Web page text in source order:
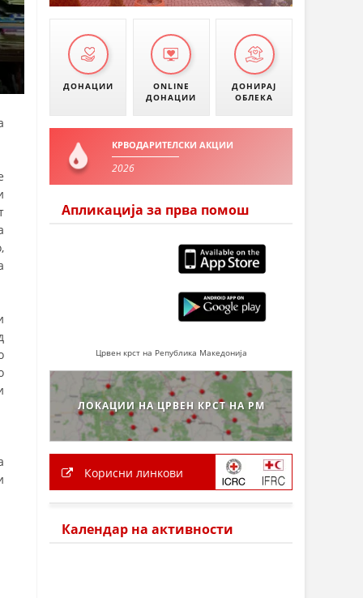
ДОНАЦИИ
ONLINE
ДОНАЦИИ
ДОНИРАЈ
ОБЛЕКА
КРВОДАРИТЕЛСКИ АКЦИИ
2026
Апликација за прва помош
Црвен крст на Република Македонија
ЛОКАЦИИ НА ЦРВЕН КРСТ НА РМ
Корисни линкови
Календар на активности